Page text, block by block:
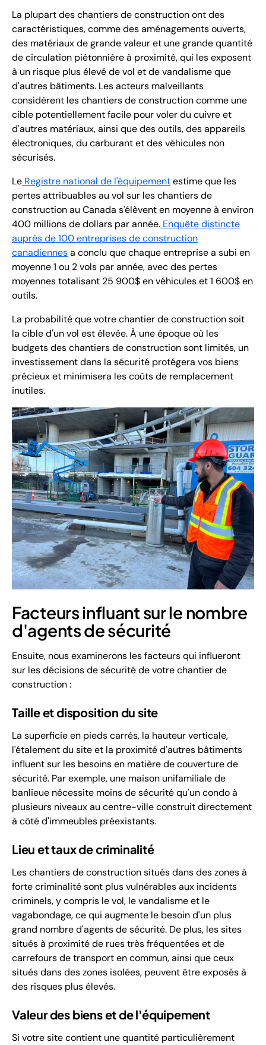
La plupart des chantiers de construction ont des
caractéristiques, comme des aménagements ouverts,
des matériaux de grande valeur et une grande quantité
de circulation piétonnière à proximité, qui les exposent
à un risque plus élevé de vol et de vandalisme que
d'autres bâtiments. Les acteurs malveillants
considèrent les chantiers de construction comme une
cible potentiellement facile pour voler du cuivre et
d'autres matériaux, ainsi que des outils, des appareils
électroniques, du carburant et des véhicules non
sécurisés.
Le Registre national de l'équipementestime que les
pertes attribuables au vol sur les chantiers de
construction au Canada s'élèvent en moyenne à environ
400 millions de dollars par année. Enquête distincte
auprès de 100 entreprises de construction
canadiennesa conclu que chaque entreprise a subi en
moyenne 1 ou 2 vols par année, avec des pertes
moyennes totalisant 25 900$ en véhicules et 1 600$ en
outils.
La probabilité que votre chantier de construction soit
la cible d'un vol est élevée. À une époque où les
budgets des chantiers de construction sont limités, un
investissement dans la sécurité protégera vos biens
précieux et minimisera les coûts de remplacement
inutiles.
Facteurs influant sur le nombre
d'agents de sécurité
Ensuite, nous examinerons les facteurs qui influeront
sur les décisions de sécurité de votre chantier de
construction :
Taille et disposition du site
La superficie en pieds carrés, la hauteur verticale,
l'étalement du site et la proximité d'autres bâtiments
influent sur les besoins en matière de couverture de
sécurité. Par exemple, une maison unifamiliale de
banlieue nécessite moins de sécurité qu'un condo à
plusieurs niveaux au centre-ville construit directement
à côté d'immeubles préexistants.
Lieu et taux de criminalité
Les chantiers de construction situés dans des zones à
forte criminalité sont plus vulnérables aux incidents
criminels, y compris le vol, le vandalisme et le
vagabondage, ce qui augmente le besoin d'un plus
grand nombre d'agents de sécurité. De plus, les sites
situés à proximité de rues très fréquentées et de
carrefours de transport en commun, ainsi que ceux
situés dans des zones isolées, peuvent être exposés à
des risques plus élevés.
Valeur des biens et de l'équipement
Si votre site contient une quantité particulièrement